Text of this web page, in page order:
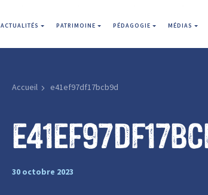
ACTUALITÉS PATRIMOINE PÉDAGOGIE MÉDIAS
Accueil e41ef97df17bcb9d
30 octobre 2023